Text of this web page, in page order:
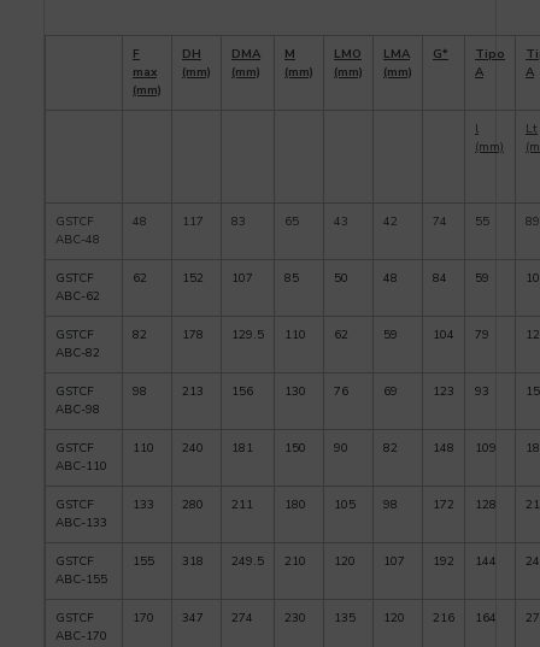
F
max
(mm)
DH
(mm)
DMA
(mm)
M
(mm)
LMO
(mm)
LMA
(mm)
G*
Tipo
A
A
l
(mm)
Lt
GSTCF
ABC-48
48 117 83 65 43 42 74 55 89
GSTCF
ABC-62
62 152 107 85 50 48 84 59
GSTCF
ABC-82
82 178 129.5 110 62 59 104 79
GSTCF
ABC-98
98 213 156 130 76 69 123 93
GSTCF
ABC-110
110 240 181 150 90 82 148 109
GSTCF
ABC-133
133 280 211 180 105 98 172 128
GSTCF
ABC-155
155 318 249.5 210 120 107 192 144
GSTCF
ABC-170
170 347 274 230 135 120 216 164